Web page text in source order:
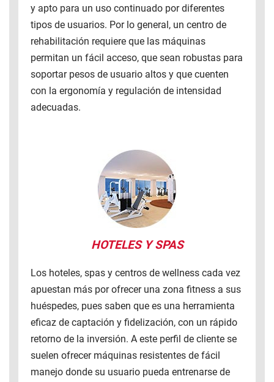
y apto para un uso continuado por diferentes
tipos de usuarios. Por lo general, un centro de
rehabilitación requiere que las máquinas
permitan un fácil acceso, que sean robustas para
soportar pesos de usuario altos y que cuenten
con la ergonomía y regulación de intensidad
adecuadas.
HOTELES Y SPAS
Los hoteles, spas y centros de wellness cada vez
apuestan más por ofrecer una zona fitness a sus
huéspedes, pues saben que es una herramienta
eficaz de captación y fidelización, con un rápido
retorno de la inversión. A este perfil de cliente se
suelen ofrecer máquinas resistentes de fácil
manejo donde su usuario pueda entrenarse de